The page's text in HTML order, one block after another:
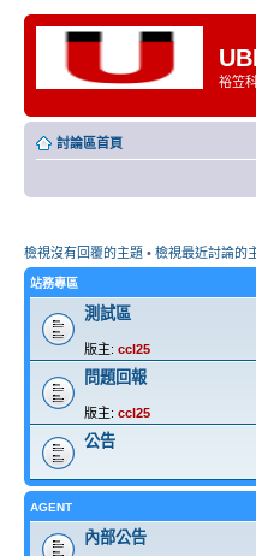
裕笠
討論區首頁
檢視沒有回覆的主題 • 檢視最近討論的
站務專區
測試區
版主: ccl25
問題回報
版主: ccl25
公告
AGENT
內部公告